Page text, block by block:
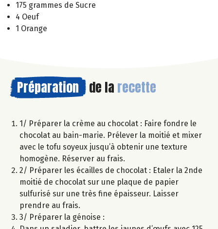
175 grammes de Sucre
4 Oeuf
1 Orange
Préparation de la recette
1/ Préparer la crème au chocolat : Faire fondre le
chocolat au bain-marie. Prélever la moitié et mixer
avec le tofu soyeux jusqu’à obtenir une texture
homogène. Réserver au frais.
2/ Préparer les écailles de chocolat : Etaler la 2nde
moitié de chocolat sur une plaque de papier
sulfurisé sur une très fine épaisseur. Laisser
prendre au frais.
3/ Préparer la génoise :